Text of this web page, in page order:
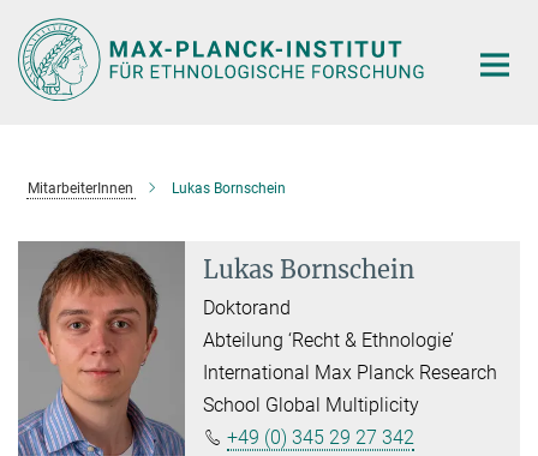
Hauptinhalt
MitarbeiterInnen Lukas Bornschein
Lukas Bornschein
Doktorand
Abteilung ‘Recht & Ethnologie’
International Max Planck Research
School Global Multiplicity
+49 (0) 345 29 27 342